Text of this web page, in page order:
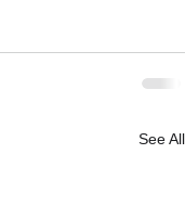
See All